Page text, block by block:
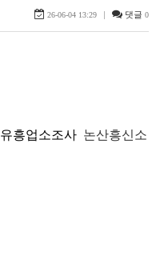
26-06-04 13:29 | 댓글 0
유흥업소조사 논산흥신소